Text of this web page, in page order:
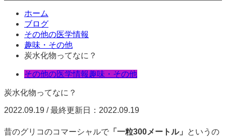
ホーム
ブログ
その他の医学情報
趣味・その他
炭水化物ってなに？
その他の医学情報趣味・その他
炭水化物ってなに？
2022.09.19 / 最終更新日：2022.09.19
昔のグリコのコマーシャルで 「一粒300メートル」
というの